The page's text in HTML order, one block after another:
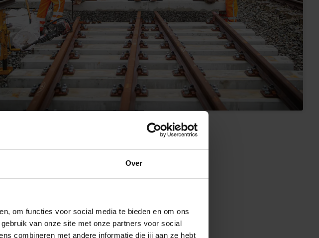
Over
om functies voor social media te bieden en om ons
van onze site met onze partners voor social
combineren met andere informatie die jij aan ze hebt
spoor. Hierin worden alle typen werk
aan het spoor. Het vervangen
of bovenleiding, en/of het